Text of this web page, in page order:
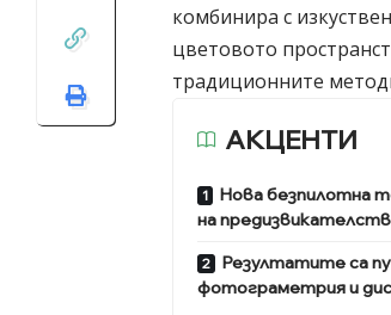
комбинира с
цветовото
традиционните
АКЦЕНТИ
Нова безпилотна
на
Резултатите са
фотограметрия и